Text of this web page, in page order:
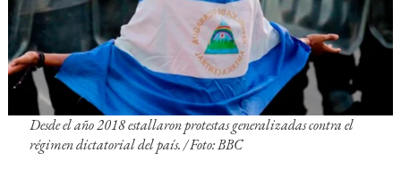
Desde el año 2018 estallaron protestas generalizadas contra el
régimen dictatorial del país. /Foto: BBC